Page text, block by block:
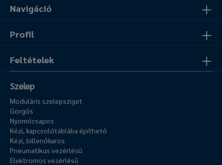
Navigáció
Profil
Feltételek
Szelep
Moduláris szelepsziget
Görgős
Nyomócsapos
Kézi, kapcsolótáblába építhető
Kézi, billenőkaros
Pneumatikus vezérlésű
Elektromos vezérlésű